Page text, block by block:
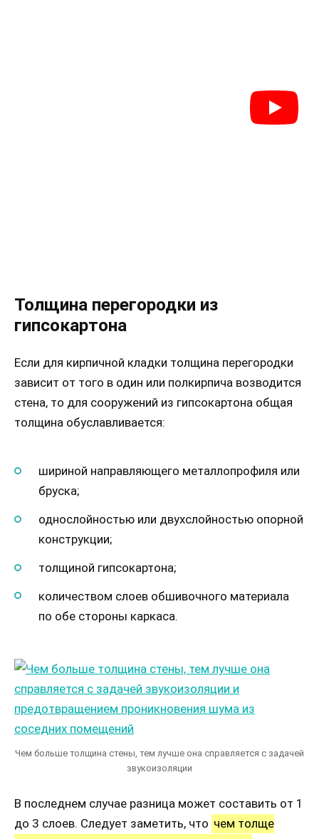
Толщина перегородки из
гипсокартона
Если для кирпичной кладки толщина перегородки
зависит от того в один или полкирпича возводится
стена, то для сооружений из гипсокартона общая
толщина обуславливается:
шириной направляющего металлопрофиля или
бруска;
однослойностью или двухслойностью опорной
конструкции;
толщиной гипсокартона;
количеством слоев обшивочного материала
по обе стороны каркаса.
Чем больше толщина стены, тем лучше она справляется с задачей
звукоизоляции
В последнем случае разница может составить от 1
до 3 слоев. Следует заметить, что чем толще